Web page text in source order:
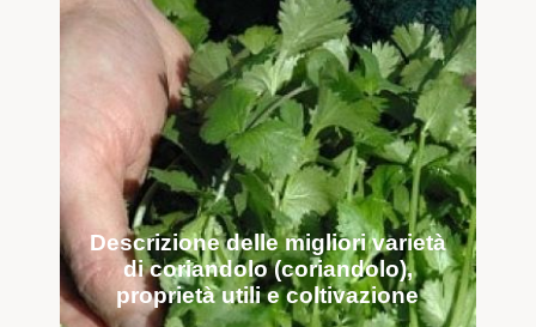
Descrizione delle migliori varietà
di coriandolo (coriandolo),
proprietà utili e coltivazione